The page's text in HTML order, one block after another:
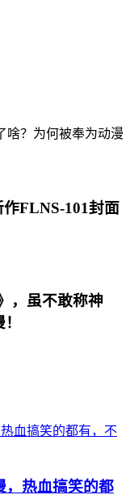
FLNS-101封面
，虽不敢称神
，热血搞笑的都